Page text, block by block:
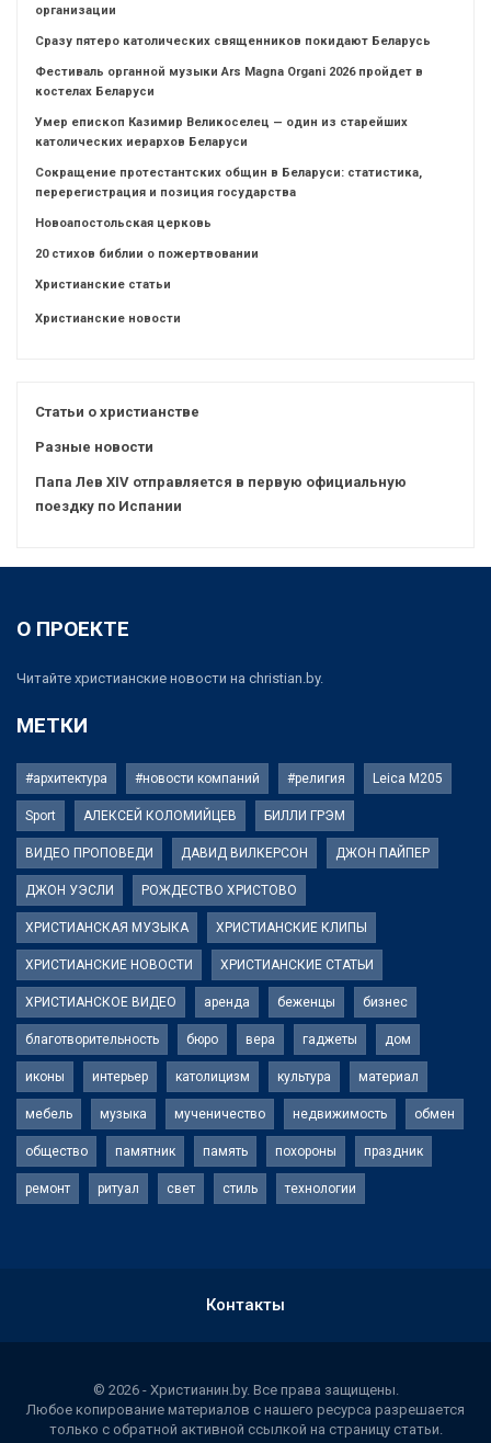
организации
Сразу пятеро католических священников покидают Беларусь
Фестиваль органной музыки Ars Magna Organi 2026 пройдет в
костелах Беларуси
Умер епископ Казимир Великоселец — один из старейших
католических иерархов Беларуси
Сокращение протестантских общин в Беларуси: статистика,
перерегистрация и позиция государства
Новоапостольская церковь
20 стихов библии о пожертвовании
Христианские статьи
Христианские новости
Статьи о христианстве
Разные новости
Папа Лев XIV отправляется в первую официальную
поездку по Испании
О ПРОЕКТЕ
Читайте христианские новости на christian.by.
МЕТКИ
#архитектура #новости компаний #религия Leica M205
Sport АЛЕКСЕЙ КОЛОМИЙЦЕВ БИЛЛИ ГРЭМ
ВИДЕО ПРОПОВЕДИ ДАВИД ВИЛКЕРСОН ДЖОН ПАЙПЕР
ДЖОН УЭСЛИ РОЖДЕСТВО ХРИСТОВО
ХРИСТИАНСКАЯ МУЗЫКА ХРИСТИАНСКИЕ КЛИПЫ
ХРИСТИАНСКИЕ НОВОСТИ ХРИСТИАНСКИЕ СТАТЬИ
ХРИСТИАНСКОЕ ВИДЕО аренда беженцы бизнес
благотворительность бюро вера гаджеты дом
иконы интерьер католицизм культура материал
мебель музыка мученичество недвижимость обмен
общество памятник память похороны праздник
ремонт ритуал свет стиль технологии
Контакты
© 2026 - Христианин.by. Все права защищены.
Любое копирование материалов с нашего ресурса разрешается
только с обратной активной ссылкой на страницу статьи.